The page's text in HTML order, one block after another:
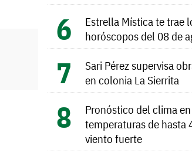
Estrella Mística te trae
horóscopos del 08 de
Sari Pérez supervisa
en colonia La Sierrita
Pronóstico del clima
temperaturas de hasta
viento fuerte